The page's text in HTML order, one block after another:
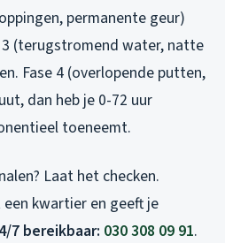
permanente geur)
3 (terugstromend water, natte
Fase 4 (overlopende putten,
dan heb je 0-72 uur
toeneemt.
Laat het checken.
kwartier en geeft je
7 bereikbaar: 030 308 09 91.